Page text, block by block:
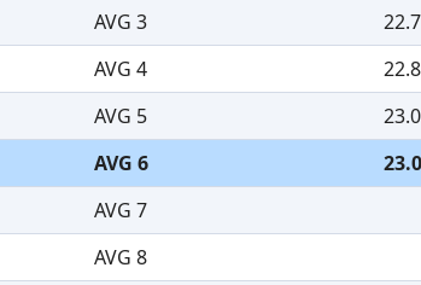
AVG 3
AVG 4
AVG 5
AVG 6
AVG 7
AVG 8